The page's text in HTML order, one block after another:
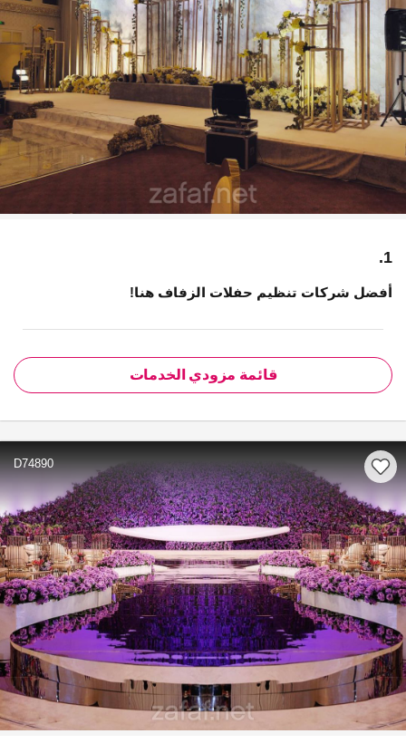
1.
أفضل شركات تنظيم حفلات الزفاف هنا!
قائمة مزودي الخدمات
D74890